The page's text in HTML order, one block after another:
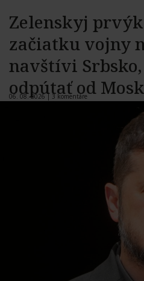
Zelenskyj
začiatku vojny
navštívi
odpútať od
06. 08. 2026 | 3 komentáre